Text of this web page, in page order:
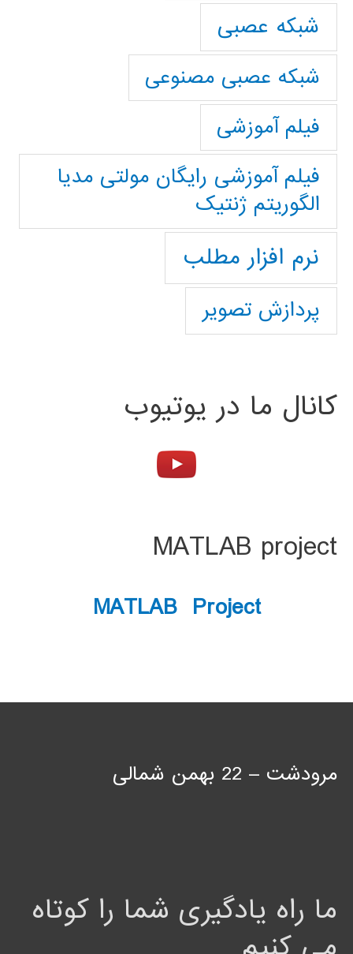
شبکه عصبی
شبکه عصبی مصنوعی
فیلم آموزشی
فیلم آموزشی رایگان مولتی مدیا
الگوریتم ژنتیک
نرم افزار مطلب
پردازش تصویر
کانال ما در یوتیوب
MATLAB project
MATLAB Project
مرودشت – 22 بهمن شمالی
ما راه یادگیری شما را کوتاه